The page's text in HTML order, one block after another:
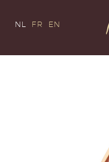
NL FR EN